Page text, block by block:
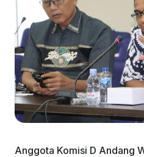
Anggota Komisi D Andang